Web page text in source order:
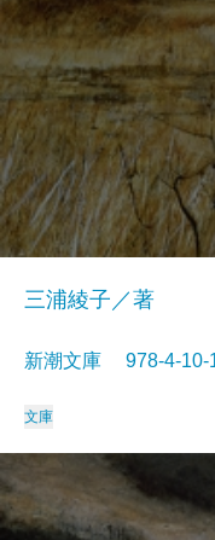
三浦綾子／著
新潮文庫 978-4-
文庫